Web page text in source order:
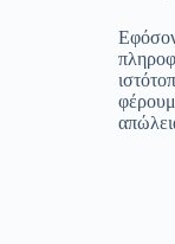
Εφόσον